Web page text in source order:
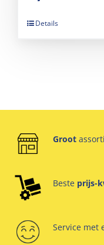
Details
Groot
Beste prijs-
Service met